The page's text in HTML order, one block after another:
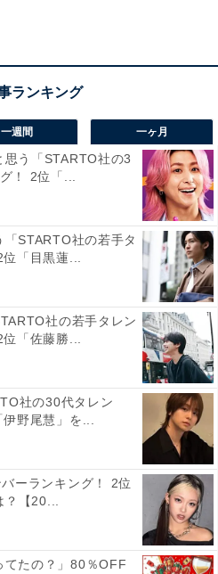
が安い駅」1位は「八王子
TOP3
京都八王子市）でした。次
京都町田市）、3位は「京王
リアを代表する2市の中心駅
りました。
一週間 一ヶ月
う「STARTO社の3
！ 2位「...
STARTO社の若手タ
「目黒蓮...
社の若手タレン
「佐藤勝...
社の30代タレン
野尾慧」を...
バーランキング！ 2位
？【20...
てたの？」80％OFF